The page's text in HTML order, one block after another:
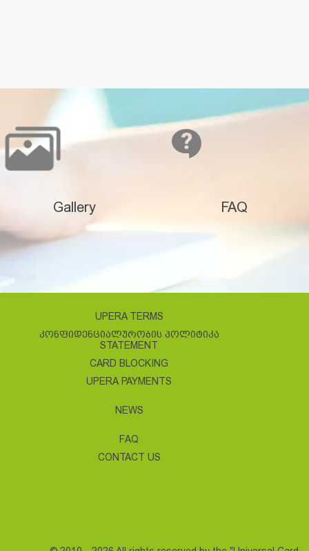
Gallery FAQ
UPERA TERMS
ᲙᲝᲜᲤᲘᲓᲔᲜᲪᲘᲐᲚᲣᲠᲝᲑᲘᲡ ᲞᲝᲚᲘᲢᲘᲙᲐ
STATEMENT
CARD BLOCKING
UPERA PAYMENTS
NEWS
FAQ
CONTACT US